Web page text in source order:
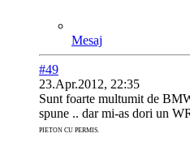
Mesaj
#49
23.Apr.2012, 22:35
Sunt foarte multumit de
spune .. dar mi-as dori un
PIETON CU PERMIS.